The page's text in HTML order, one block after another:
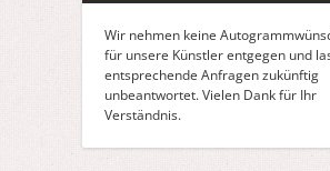
Wir nehmen keine
für unsere Künstler entgegen und
entsprechende Anfragen zukünftig
unbeantwortet. Vielen Dank für Ihr
Verständnis.